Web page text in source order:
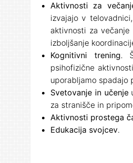
Aktivnosti za
izvajajo v
aktivnosti za
izboljšanje
Kognitivni trening.
psihofizične
uporabljamo spadajo
Svetovanje in učenje
za stranišče in
Aktivnosti prostega
Edukacija svojcev.